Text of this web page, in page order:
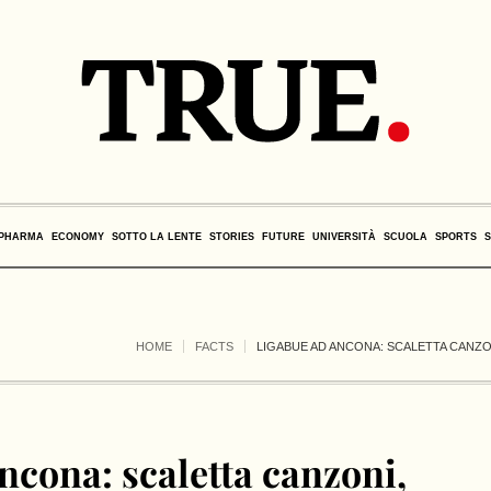
ECONOMY SOTTO LA LENTE STORIES FUTURE UNIVERSITÀ SCUOLA SPORTS
HOME FACTS LIGABUE AD ANCONA: SCALETTA
scaletta canzoni,